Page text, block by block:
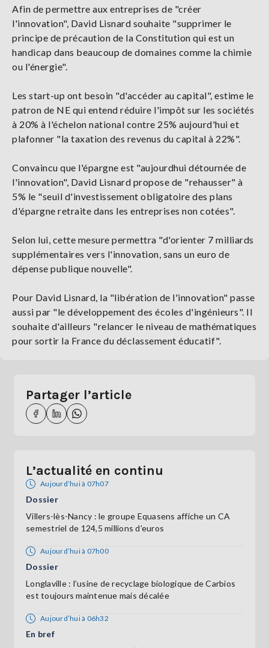
Afin de permettre aux entreprises de "créer
l'innovation", David Lisnard souhaite "supprimer le
principe de précaution de la Constitution qui est un
handicap dans beaucoup de domaines comme la chimie
ou l'énergie".
Les start-up ont besoin "d'accéder au capital", estime le
patron de NE qui entend réduire l'impôt sur les sociétés
à 20% à l'échelon national contre 25% aujourd'hui et
plafonner "la taxation des revenus du capital à 22%".
Convaincu que l'épargne est "aujourdhui détournée de
l'innovation", David Lisnard propose de "rehausser" à
5% le "seuil d'investissement obligatoire des plans
d'épargne retraite dans les entreprises non cotées".
Selon lui, cette mesure permettra "d'orienter 7 milliards
supplémentaires vers l'innovation, sans un euro de
dépense publique nouvelle".
Pour David Lisnard, la "libération de l'innovation" passe
aussi par "le développement des écoles d'ingénieurs". Il
souhaite d'ailleurs "relancer le niveau de mathématiques
pour sortir la France du déclassement éducatif".
Partager l’article
L’actualité en continu
Aujourd’hui à 07h07
Dossier
Villers-lès-Nancy : le groupe Equasens affiche un CA
semestriel de 124,5 millions d’euros
Aujourd’hui à 07h00
Dossier
Longlaville : l’usine de recyclage biologique de Carbios
est toujours maintenue mais décalée
Aujourd’hui à 06h32
En bref